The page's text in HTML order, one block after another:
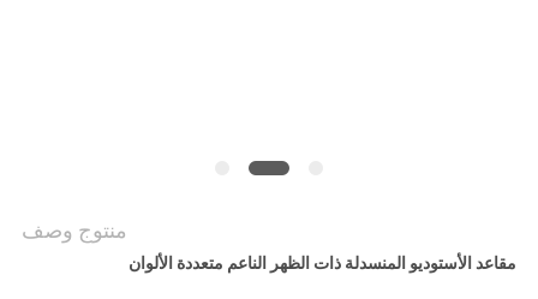
منتوج وصف
مقاعد الأستوديو المنسدلة ذات الظهر الناعم متعددة الألوان